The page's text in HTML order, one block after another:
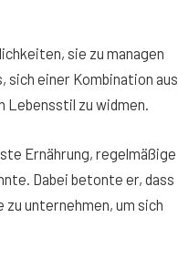
sie zu managen
einer Kombination aus
Lebensstil zu widmen.
Ernährung, regelmäßige
Dabei betonte er, dass
unternehmen, um sich